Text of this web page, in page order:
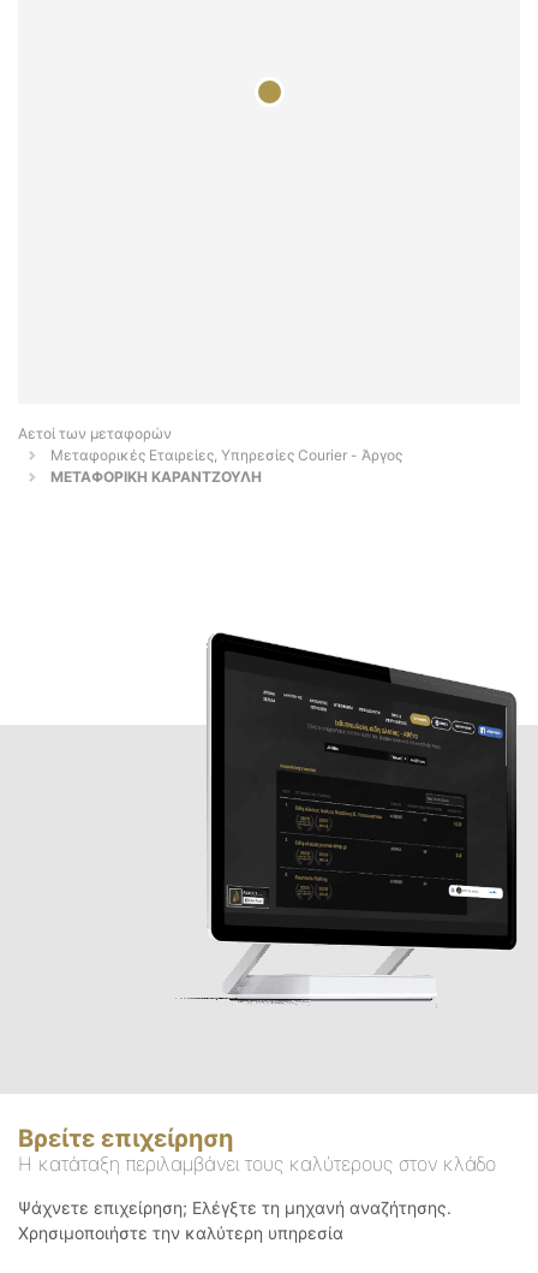
Αετοί των μεταφορών
Μεταφορικές Εταιρείες, Υπηρεσίες Courier - Άργος
ΜΕΤΑΦΟΡΙΚΗ ΚΑΡΑΝΤΖΟΥΛΗ
Βρείτε επιχείρηση
Η κατάταξη περιλαμβάνει τους καλύτερους στον κλάδο
Ψάχνετε επιχείρηση; Ελέγξτε τη μηχανή αναζήτησης.
Χρησιμοποιήστε την καλύτερη υπηρεσία